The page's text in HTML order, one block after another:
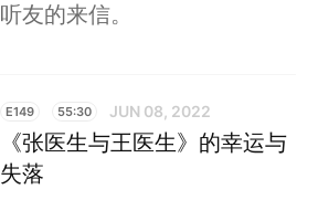
听友的来信。
E149 55:30 JUN 08, 2022
《张医生与王医生》的幸运与
失落